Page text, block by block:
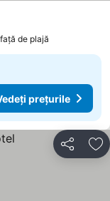
de plajă
prețurile
Distribuiți